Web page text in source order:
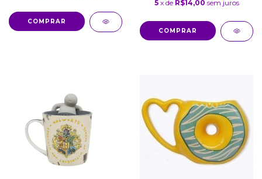
5 x de R$14,00 sem juros